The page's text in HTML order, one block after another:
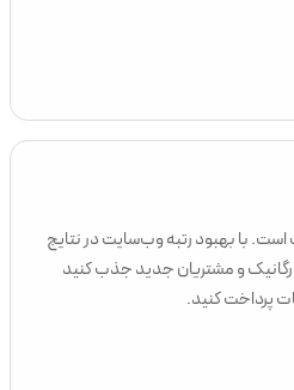
با بهبود رتبه وب‌سایت در نتایج
و مشتریان جدید جذب کنید
پرداخت کنید.